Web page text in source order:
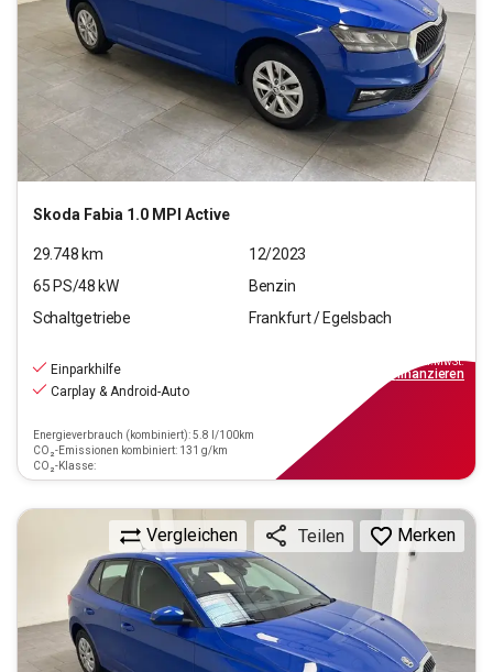
Skoda Fabia 1.0 MPI Active
29.748km
12/2023
65PS/48kW
Benzin
Schaltgetriebe
Frankfurt / Egelsbach
Einparkhilfe
Carplay & Android-Auto
Energieverbrauch (kombiniert): 5.8 l/100km
CO₂-Emissionen kombiniert: 131 g/km
CO₂-Klasse:
inkl.MwSt.
finanzieren
Vergleichen Teilen Merken